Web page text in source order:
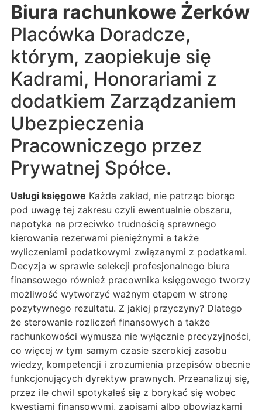
Biura rachunkowe Żerków
Placówka Doradcze,
którym, zaopiekuje się
Kadrami, Honorariami z
dodatkiem Zarządzaniem
Ubezpieczenia
Pracowniczego przez
Prywatnej Spółce.
Usługi księgowe Każda zakład, nie patrząc biorąc
pod uwagę tej zakresu czyli ewentualnie obszaru,
napotyka na przeciwko trudnością sprawnego
kierowania rezerwami pieniężnymi a także
wyliczeniami podatkowymi związanymi z podatkami.
Decyzja w sprawie selekcji profesjonalnego biura
finansowego również pracownika księgowego tworzy
możliwość wytworzyć ważnym etapem w stronę
pozytywnego rezultatu. Z jakiej przyczyny? Dlatego
że sterowanie rozliczeń finansowych a także
rachunkowości wymusza nie wyłącznie precyzyjności,
co więcej w tym samym czasie szerokiej zasobu
wiedzy, kompetencji i zrozumienia przepisów obecnie
funkcjonujących dyrektyw prawnych. Przeanalizuj się,
przez ile chwil spotykałeś się z borykać się wobec
kwestiami finansowymi, zapisami albo obowiązkami